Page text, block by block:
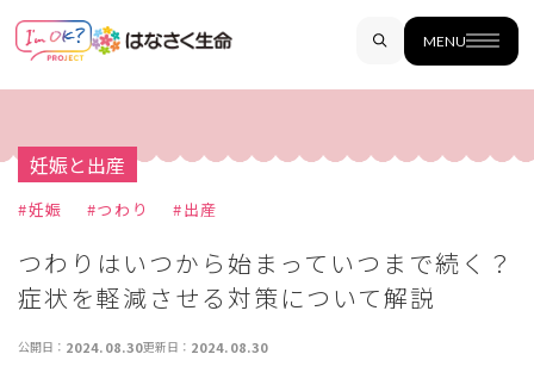
MENU
妊娠と出産
#妊娠 #つわり #出産
つわりはいつから始まっていつまで続く？
症状を軽減させる対策について解説
公開日： 2024.08.30更新日： 2024.08.30